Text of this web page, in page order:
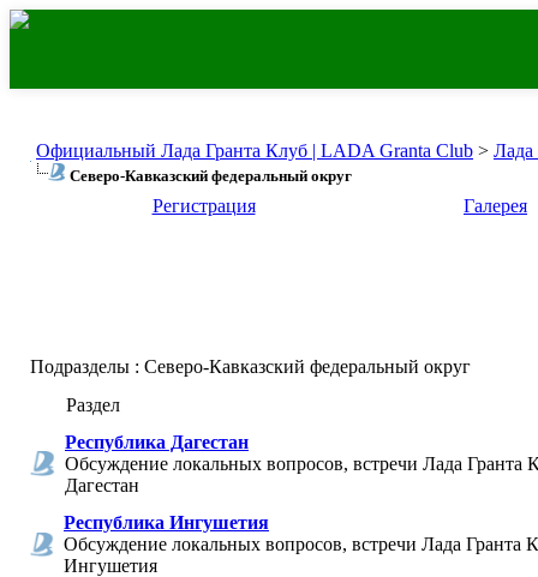
Официальный Лада Гранта Клуб | LADA Granta Club > Лада
Северо-Кавказский федеральный округ
Регистрация Галерея
Подразделы : Северо-Кавказский федеральный округ
Раздел
Республика Дагестан
Обсуждение локальных вопросов, встречи Лада Гранта
Дагестан
Республика Ингушетия
Обсуждение локальных вопросов, встречи Лада Гранта
Ингушетия